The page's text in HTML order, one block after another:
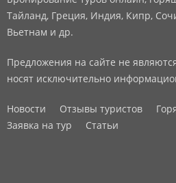
Тайланд, Греция, Индия, Кипр,
Вьетнам и др.
Предложения на сайте не
носят исключительно
Новости Отзывы туристов
Заявка на тур
Статьи